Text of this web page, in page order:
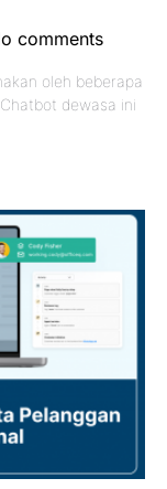
comments
oleh beberapa
dewasa ini